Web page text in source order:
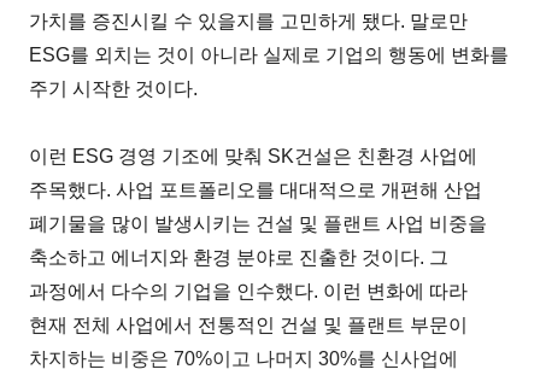
가치를 증진시킬 수 있을지를 고민하게 됐다. 말로만
ESG를 외치는 것이 아니라 실제로 기업의 행동에 변화를
주기 시작한 것이다.
이런 ESG 경영 기조에 맞춰 SK건설은 친환경 사업에
주목했다. 사업 포트폴리오를 대대적으로 개편해 산업
폐기물을 많이 발생시키는 건설 및 플랜트 사업 비중을
축소하고 에너지와 환경 분야로 진출한 것이다. 그
과정에서 다수의 기업을 인수했다. 이런 변화에 따라
현재 전체 사업에서 전통적인 건설 및 플랜트 부문이
차지하는 비중은 70%이고 나머지 30%를 신사업에